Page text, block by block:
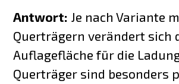
Antwort: Je nach Variante
Querträgern verändert sich
Auflagefläche für die
Querträger sind besonders